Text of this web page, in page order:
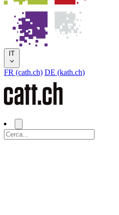
IT
FR (cath.ch) DE (kath.ch)